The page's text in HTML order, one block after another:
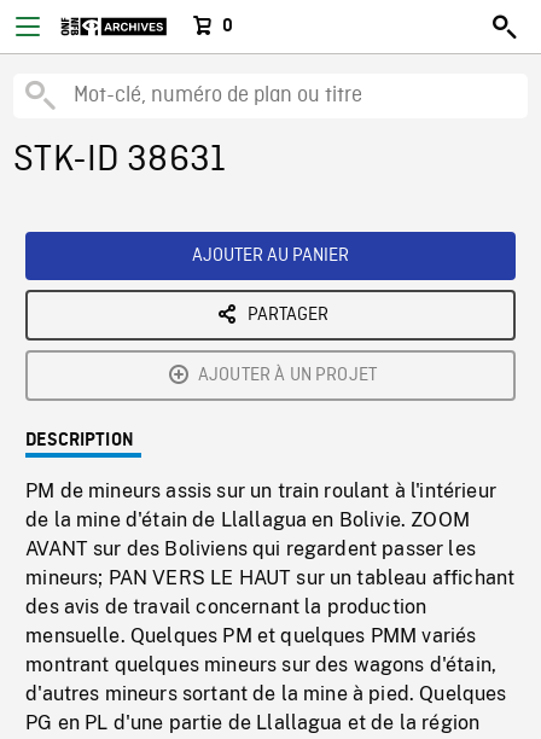
0
STK-ID 38631
AJOUTER AU PANIER
PARTAGER
AJOUTER À UN PROJET
DESCRIPTION
PM de mineurs assis sur un train roulant à l'intérieur
de la mine d'étain de Llallagua en Bolivie. ZOOM
AVANT sur des Boliviens qui regardent passer les
mineurs; PAN VERS LE HAUT sur un tableau affichant
des avis de travail concernant la production
mensuelle. Quelques PM et quelques PMM variés
montrant quelques mineurs sur des wagons d'étain,
d'autres mineurs sortant de la mine à pied. Quelques
PG en PL d'une partie de Llallagua et de la région